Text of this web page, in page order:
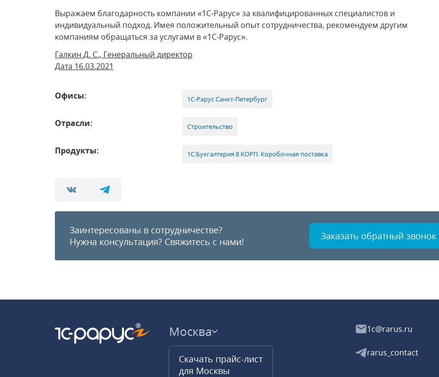
Выражаем благодарность компании «1С‑Рарус» за квалифицированных специалистов и
индивидуальный подход. Имея положительный опыт сотрудничества, рекомендуем другим
компаниям обращаться за услугами в «1С‑Рарус».
Галкин Д. С., Генеральный директор
Дата 16.03.2021
Офисы: 1С-Рарус Санкт-Петербург
Отрасли: Строительство
Продукты: 1С:Бухгалтерия 8 КОРП. Коробочная поставка
Заинтересованы в сотрудничестве?
Нужна консультация? Свяжитесь с нами! Заказать обратный звонок
Москва
Скачать прайс-лист
для Москвы
1c@rarus.ru
rarus_contact